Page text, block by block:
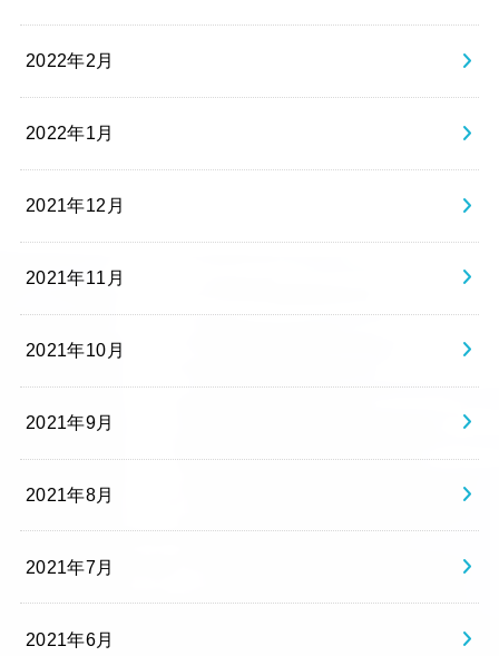
2022年2月
2022年1月
2021年12月
2021年11月
2021年10月
2021年9月
2021年8月
2021年7月
2021年6月